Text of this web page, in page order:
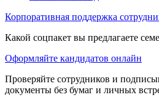
Корпоративная поддержка
Какой соцпакет вы предлагаете
Оформляйте кандидатов онлайн
Проверяйте сотрудников и
документы без бумаг и личных